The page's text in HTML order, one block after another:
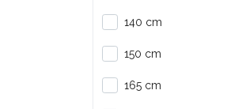
140 cm
150 cm
165 cm